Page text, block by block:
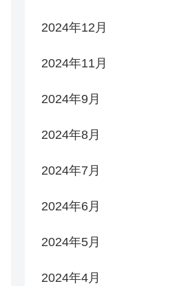
2024年12月
2024年11月
2024年9月
2024年8月
2024年7月
2024年6月
2024年5月
2024年4月